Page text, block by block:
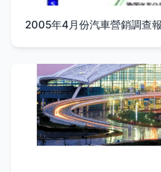
2005年4月份汽車營銷調查